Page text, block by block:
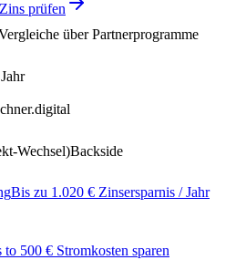
prüfen
über Partnerprogramme
Wechsel)Backside
Bis zu 1.020 € Zinsersparnis / Jahr
to 500 € Stromkosten sparen